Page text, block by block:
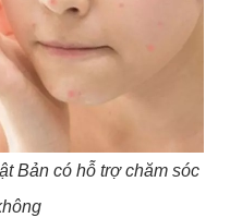
Bản có hỗ trợ chăm sóc